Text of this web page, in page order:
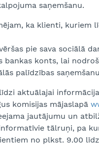
saņemšanu.
ka klienti, kuriem
pie sava sociālā
bankas konts, lai
palīdzības
aktuālajai
komisijas mājaslapā
jautājumu un
tālruņi, pa
no plkst. 9.00